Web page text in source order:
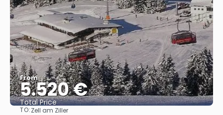
From
5.520 €
Total Price
TO:Zell am Ziller